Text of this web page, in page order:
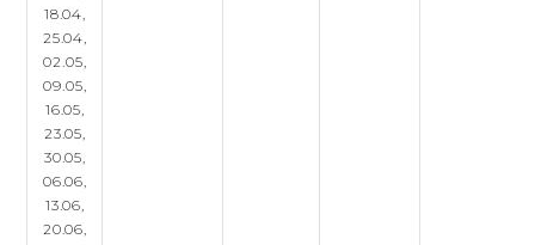
18.04,
25.04,
02.05,
09.05,
16.05,
23.05,
30.05,
06.06,
13.06,
20.06,